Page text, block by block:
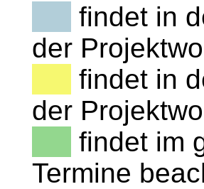
findet in
der
findet in
der
findet im
Termine